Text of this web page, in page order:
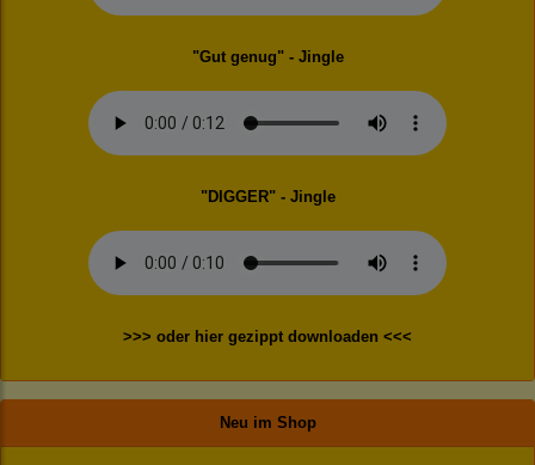
"Gut genug" - Jingle
"DIGGER" - Jingle
>>> oder hier gezippt downloaden <<<
Neu im Shop